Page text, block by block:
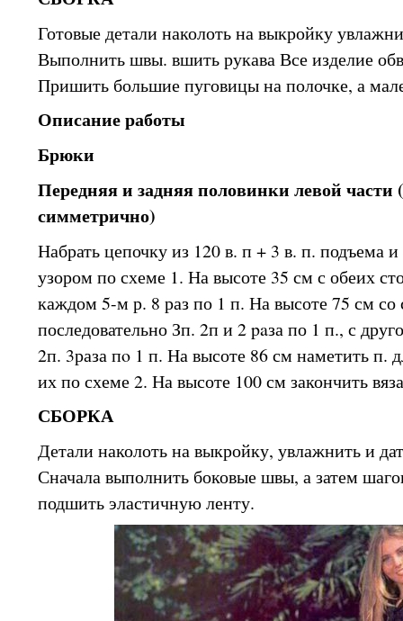
Готовые детали наколоть на выкройку
Выполнить швы. вшить рукава Все изделие
Пришить большие пуговицы на полочке, а
Описание работы
Брюки
Передняя и задняя половинки левой части
симметрично)
Набрать цепочку из 120 в. п + 3 в. п. подъема
узором по схеме 1. На высоте 35 см с обеих
каждом 5-м р. 8 раз по 1 п. На высоте 75 см со
последовательно Зп. 2п и 2 paза по 1 п., с
2п. 3раза пo 1 п. На высоте 86 см наметить п.
их по схеме 2. На высоте 100 см закончить
СБОРКА
Детали наколоть на выкройку, увлажнить и
Сначала выполнить боковые швы, а затем
подшить эластичную ленту.